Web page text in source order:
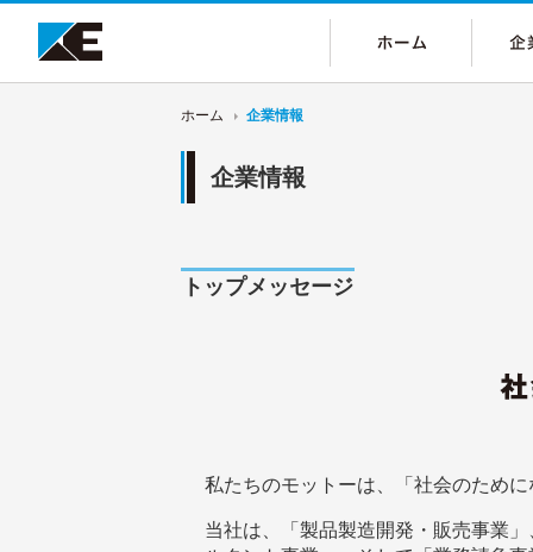
ホーム 企業情報
企業情報
トップメッセージ
私たちのモットーは、「社会のため
当社は、「製品製造開発・販売事業